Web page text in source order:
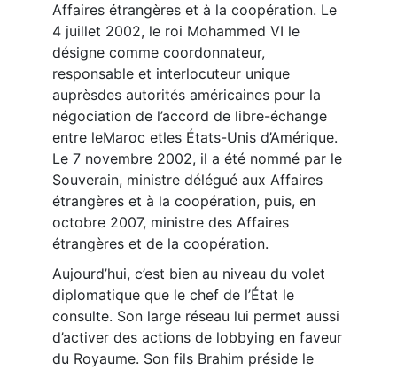
Affaires étrangères et à la coopération. Le
4 juillet 2002, le roi Mohammed VI le
désigne comme coordonnateur,
responsable et interlocuteur unique
auprèsdes autorités américaines pour la
négociation de l’accord de libre-échange
entre leMaroc etles États-Unis d’Amérique.
Le 7 novembre 2002, il a été nommé par le
Souverain, ministre délégué aux Affaires
étrangères et à la coopération, puis, en
octobre 2007, ministre des Affaires
étrangères et de la coopération.
Aujourd’hui, c’est bien au niveau du volet
diplomatique que le chef de l’État le
consulte. Son large réseau lui permet aussi
d’activer des actions de lobbying en faveur
du Royaume. Son fils Brahim préside le